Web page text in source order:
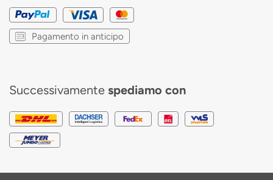
Pagamento in anticipo
Successivamente spediamo con